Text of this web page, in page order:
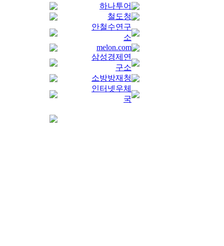
하나투어
철도청
안철수연구
소
melon.com
삼성경제연
구소
소방방재청
인터넷우체
국